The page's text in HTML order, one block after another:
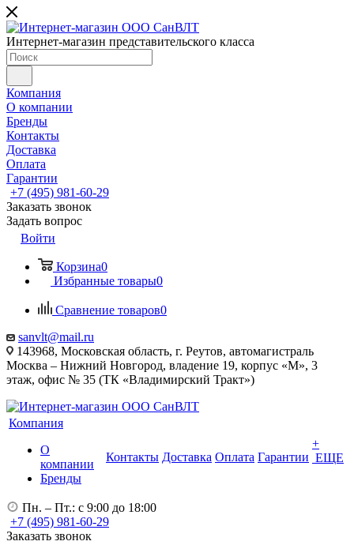
Интернет-магазин представительского класса
Компания
О компании
Бренды
Контакты
Доставка
Оплата
Гарантии
+7 (495) 981-60-29
Заказать звонок
Задать вопрос
Войти
Корзина0
Избранные товары0
Сравнение товаров0
sanvlt@mail.ru
143968, Московская область, г. Реутов, автомагистраль
Москва – Нижний Новгород, владение 19, корпус «М», 3
этаж, офис № 35 (ТК «Владимирский Тракт»)
Компания
О
компании
Бренды
Контакты Доставка Оплата Гарантии
+
ЕЩЕ
Пн. – Пт.: с 9:00 до 18:00
+7 (495) 981-60-29
Заказать звонок